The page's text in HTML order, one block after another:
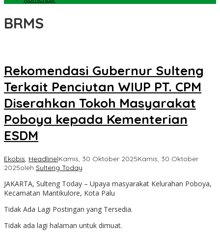
BRMS
Rekomendasi Gubernur Sulteng
Terkait Penciutan WIUP PT. CPM
Diserahkan Tokoh Masyarakat
Poboya kepada Kementerian
ESDM
Ekobis, Headline|Kamis, 30 Oktober 2025Kamis, 30 Oktober
2025oleh Sulteng Today
JAKARTA, Sulteng Today – Upaya masyarakat Kelurahan Poboya,
Kecamatan Mantikulore, Kota Palu
Tidak Ada Lagi Postingan yang Tersedia.
Tidak ada lagi halaman untuk dimuat.